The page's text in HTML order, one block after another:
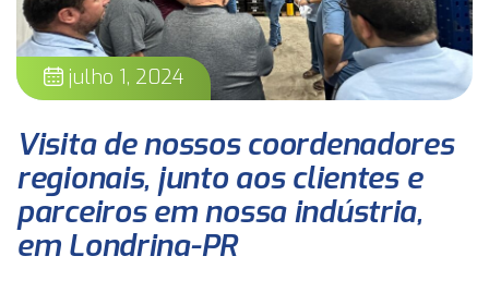
julho 1, 2024
Visita de nossos coordenadores
regionais, junto aos clientes e
parceiros em nossa indústria,
em Londrina-PR